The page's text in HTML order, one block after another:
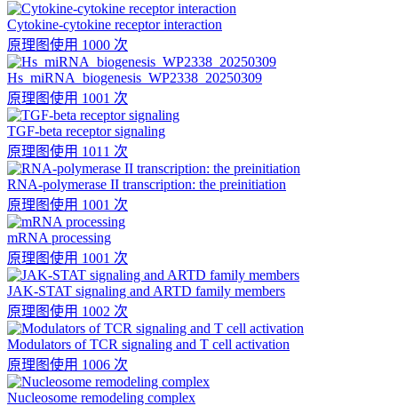
Cytokine-cytokine receptor interaction
原理图使用 1000 次
Hs_miRNA_biogenesis_WP2338_20250309
原理图使用 1001 次
TGF-beta receptor signaling
原理图使用 1011 次
RNA-polymerase II transcription: the preinitiation
原理图使用 1001 次
mRNA processing
原理图使用 1001 次
JAK-STAT signaling and ARTD family members
原理图使用 1002 次
Modulators of TCR signaling and T cell activation
原理图使用 1006 次
Nucleosome remodeling complex